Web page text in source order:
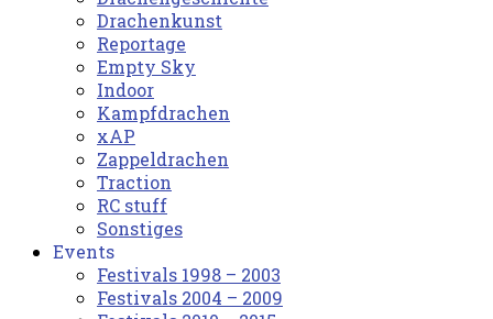
Drachenkunst
Reportage
Empty Sky
Indoor
Kampfdrachen
xAP
Zappeldrachen
Traction
RC stuff
Sonstiges
Events
Festivals 1998 – 2003
Festivals 2004 – 2009